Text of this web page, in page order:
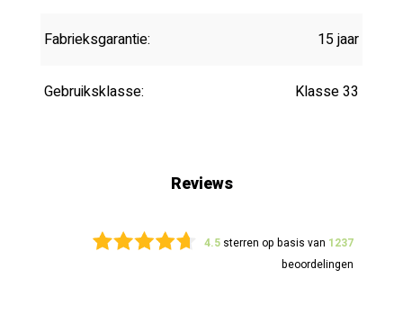
Fabrieksgarantie: 15 jaar
Gebruiksklasse: Klasse 33
Reviews
4.5 sterren op basis van 1237
beoordelingen